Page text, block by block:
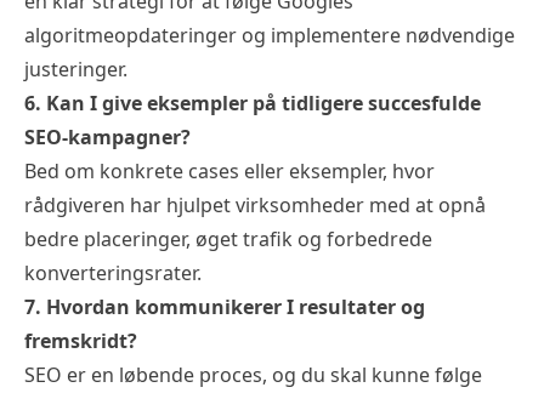
algoritmeopdateringer og implementere nødvendige
justeringer.
6. Kan I give eksempler på tidligere succesfulde
SEO-kampagner?
Bed om konkrete cases eller eksempler, hvor
rådgiveren har hjulpet virksomheder med at opnå
bedre placeringer, øget trafik og forbedrede
konverteringsrater.
7. Hvordan kommunikerer I resultater og
fremskridt?
SEO er en løbende proces, og du skal kunne følge